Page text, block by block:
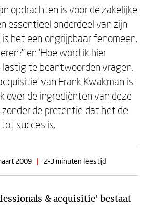
opdrachten is voor de zakelijke
essentieel onderdeel van zijn
het een ongrijpbaar fenomeen.
en 'Hoe word ik hier
lastig te beantwoorden vragen.
van Frank Kwakman is
over de ingrediënten van deze
zonder de pretentie dat het de
succes is.
2009 | 2-3 minuten leestijd
& acquisitie' bestaat